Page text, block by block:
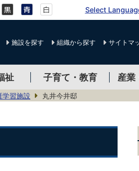
Select
施設を探す 組織から探す サイトマ
祉 子育て・教育 産業
学習施設 丸井今井邸